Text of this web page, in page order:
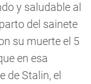
y saludable al
del sainete
su muerte el 5
en esa
de Stalin, el